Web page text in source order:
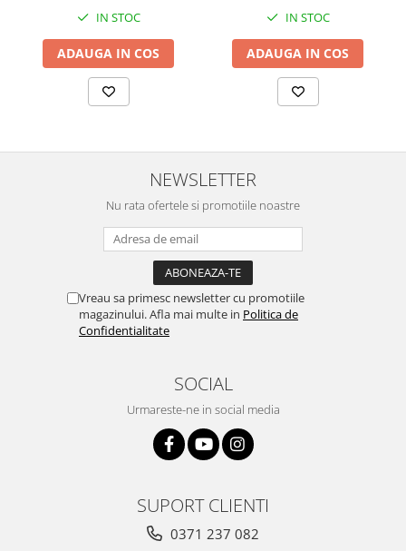
IN STOC
ADAUGA IN COS
IN STOC
ADAUGA IN COS
NEWSLETTER
Nu rata ofertele si promotiile noastre
Vreau sa primesc newsletter cu promotiile
magazinului. Afla mai multe in Politica de
Confidentialitate
SOCIAL
Urmareste-ne in social media
SUPORT CLIENTI
0371 237 082